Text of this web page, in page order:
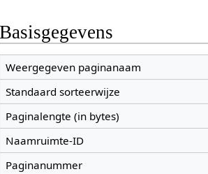
Basisgegevens
Weergegeven paginanaam
Standaard sorteerwijze
Paginalengte (in bytes)
Naamruimte-ID
Paginanummer